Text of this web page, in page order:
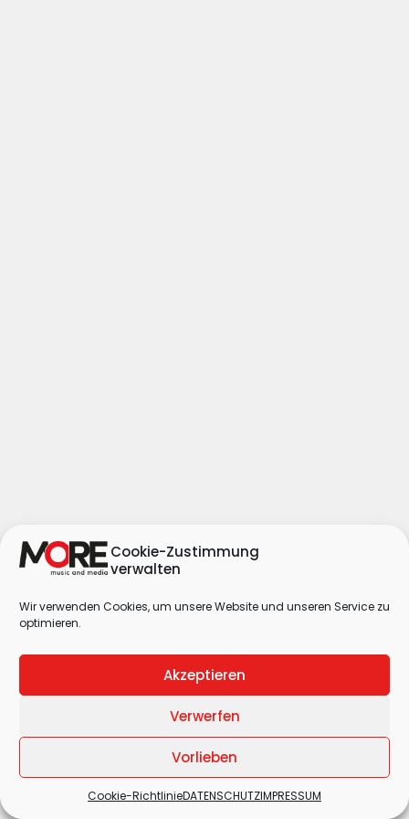
Cookie-Zustimmung
verwalten
Wir verwenden Cookies, um unsere Website und unseren Service zu
optimieren.
Akzeptieren
Verwerfen
Vorlieben
Cookie-RichtlinieDATENSCHUTZIMPRESSUM